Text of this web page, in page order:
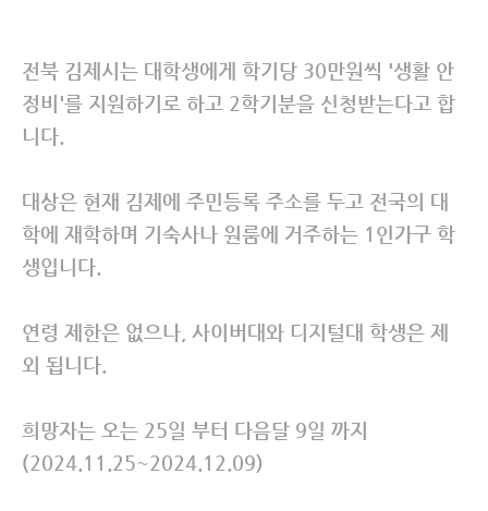
전북 김제시는 대학생에게 학기당 30만원씩 '생활 안
정비'를 지원하기로 하고 2학기분을 신청받는다고 합
니다.
대상은 현재 김제에 주민등록 주소를 두고 전국의 대
학에 재학하며 기숙사나 원룸에 거주하는 1인가구 학
생입니다.
연령 제한은 없으나, 사이버대와 디지털대 학생은 제
외 됩니다.
희망자는 오는 25일 부터 다음달 9일 까지
(2024.11.25~2024.12.09)